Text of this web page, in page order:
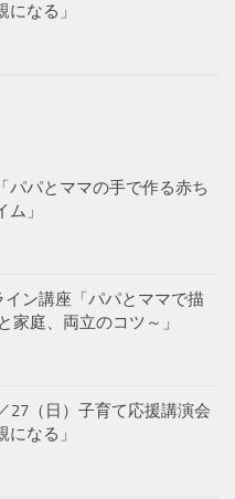
になる」
パパとママの手で作る赤ち
」
ン講座「パパとママで描
家庭、両立のコツ～」
27（日）子育て応援講演会
になる」